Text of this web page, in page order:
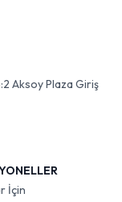
Aksoy Plaza Giriş
İçin